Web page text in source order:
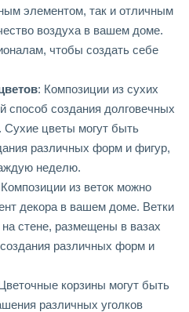
элементом, так и отличным
воздуха в вашем доме.
чтобы создать себе
: Композиции из сухих
способ создания долговечных
Сухие цветы могут быть
различных форм и фигур,
неделю.
из веток можно
декора в вашем доме. Ветки
стене, размещены в вазах
различных форм и
корзины могут быть
различных уголков